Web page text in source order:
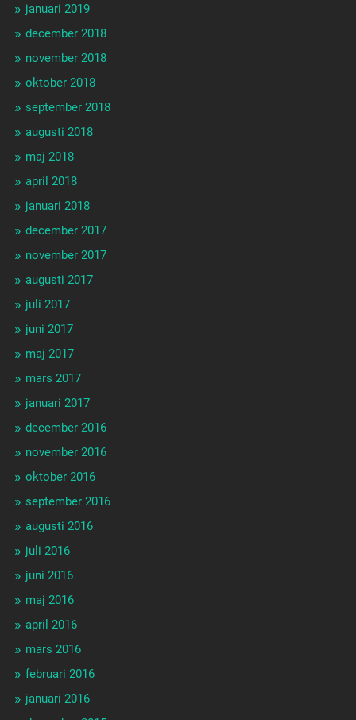
januari 2019
december 2018
november 2018
oktober 2018
september 2018
augusti 2018
maj 2018
april 2018
januari 2018
december 2017
november 2017
augusti 2017
juli 2017
juni 2017
maj 2017
mars 2017
januari 2017
december 2016
november 2016
oktober 2016
september 2016
augusti 2016
juli 2016
juni 2016
maj 2016
april 2016
mars 2016
februari 2016
januari 2016